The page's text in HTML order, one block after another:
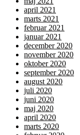
april 2021
marts 2021
februar 2021
januar 2021
december 2020
november 2020
oktober 2020
september 2020
august 2020
juli 2020
juni 2020
maj 2020
april 2020
marts 2020